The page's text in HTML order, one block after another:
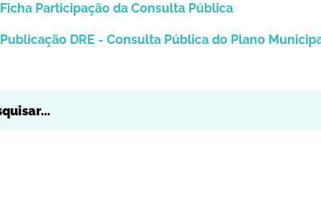
Ficha Participação da Consulta Pública
Publicação DRE - Consulta Pública do Plano